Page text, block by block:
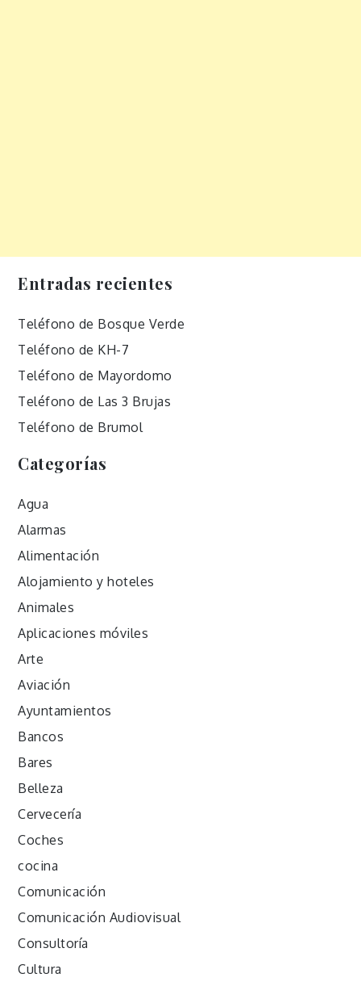
Entradas recientes
Teléfono de Bosque Verde
Teléfono de KH-7
Teléfono de Mayordomo
Teléfono de Las 3 Brujas
Teléfono de Brumol
Categorías
Agua
Alarmas
Alimentación
Alojamiento y hoteles
Animales
Aplicaciones móviles
Arte
Aviación
Ayuntamientos
Bancos
Bares
Belleza
Cervecería
Coches
cocina
Comunicación
Comunicación Audiovisual
Consultoría
Cultura